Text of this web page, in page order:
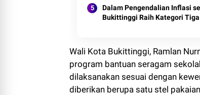
Dalam Pengendalian Inflasi
Bukittinggi Raih Kategori
Wali Kota Bukittinggi, Ramlan
program bantuan seragam
dilaksanakan sesuai dengan
diberikan berupa satu stel